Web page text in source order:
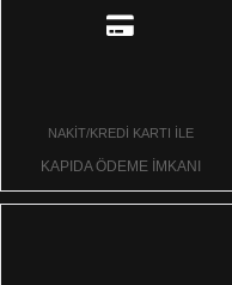
NAKİT/KREDİ KARTI İLE
KAPIDA ÖDEME İMKANI